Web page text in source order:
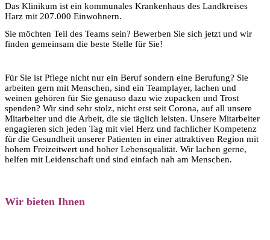
Das Klinikum ist ein kommunales Krankenhaus des Landkreises
Harz mit 207.000 Einwohnern.
Sie möchten Teil des Teams sein? Bewerben Sie sich jetzt und wir
finden gemeinsam die beste Stelle für Sie!
Für Sie ist Pflege nicht nur ein Beruf sondern eine Berufung? Sie
arbeiten gern mit Menschen, sind ein Teamplayer, lachen und
weinen gehören für Sie genauso dazu wie zupacken und Trost
spenden? Wir sind sehr stolz, nicht erst seit Corona, auf all unsere
Mitarbeiter und die Arbeit, die sie täglich leisten. Unsere Mitarbeiter
engagieren sich jeden Tag mit viel Herz und fachlicher Kompetenz
für die Gesundheit unserer Patienten in einer attraktiven Region mit
hohem Freizeitwert und hoher Lebensqualität. Wir lachen gerne,
helfen mit Leidenschaft und sind einfach nah am Menschen.
Wir bieten Ihnen